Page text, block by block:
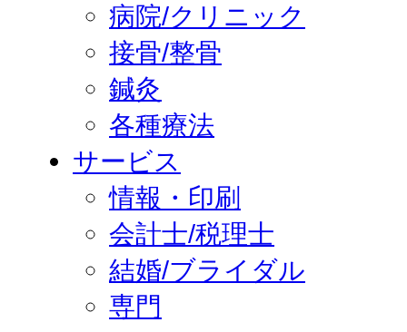
病院/クリニック
接骨/整骨
鍼灸
各種療法
サービス
情報・印刷
会計士/税理士
結婚/ブライダル
専門